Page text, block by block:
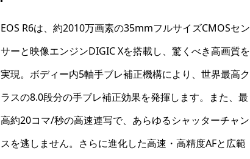
EOS R6は、約2010万画素の35mmフルサイズCMOSセン
サーと映像エンジンDIGIC Xを搭載し、驚くべき高画質を
実現。ボディー内5軸手ブレ補正機構により、世界最高ク
ラスの8.0段分の手ブレ補正効果を発揮します。また、最
高約20コマ/秒の高速連写で、あらゆるシャッターチャン
スを逃しません。さらに進化した高速・高精度AFと広範